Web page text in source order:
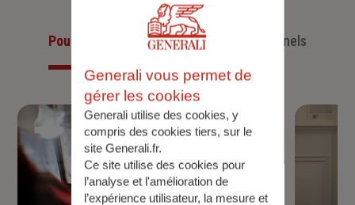
Pour les particuliersPour les professionnels
Generali vous permet de
gérer les cookies
Generali utilise des cookies, y
compris des cookies tiers, sur le
site Generali.fr.
Ce site utilise des cookies pour
l’analyse et l'amélioration de
l’expérience utilisateur, la mesure et